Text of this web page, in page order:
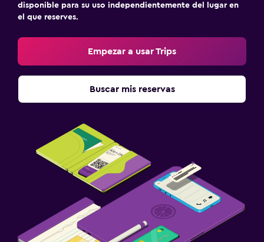
disponible para su uso independientemente del lugar en
el que reserves.
Empezar a usar Trips
Buscar mis reservas